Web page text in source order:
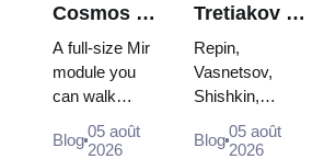
Cosmos à
VDNKh : À
l'intérieur
de la plus
grande
A full-size Mir
module you
can walk
Energia–Buran
Blog05 août
2026
Tretiakov :
Les chefs-
d'œuvre à
ne pas
manquer
Repin,
Vasnetsov,
Shishkin,
and Surikov —
Blog05 août
2026